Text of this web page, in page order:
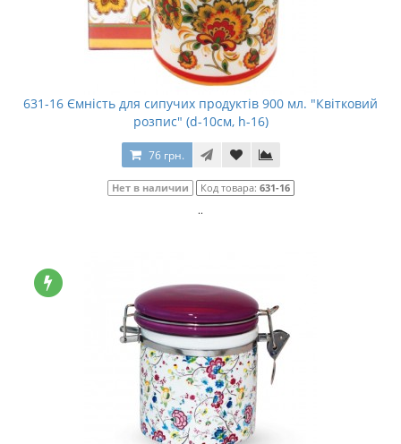
631-16 Ємність для сипучих продуктів 900 мл. "Квітковий
розпис" (d-10см, h-16)
76 грн.
Нет в наличии Код товара: 631-16
..